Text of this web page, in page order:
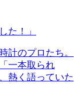
た！」
計のプロたち。
一本取られ
熱く語っていた